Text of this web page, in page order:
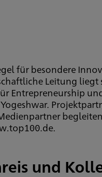
für besondere
Leitung
Entrepreneurship
und